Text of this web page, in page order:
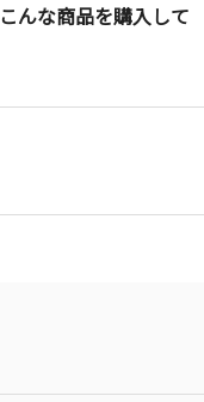
んな商品を購入して